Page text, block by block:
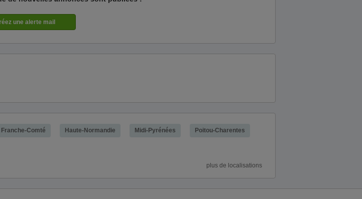
Franche-Comté Haute-Normandie Midi-Pyrénées Poitou-Charentes
plus de localisations